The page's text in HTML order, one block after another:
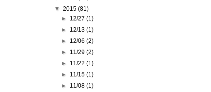
▼ 2015 (81)
► 12/27(1)
► 12/13(1)
► 12/06(2)
► 11/29(2)
► 11/22(1)
► 11/15(1)
► 11/08(1)